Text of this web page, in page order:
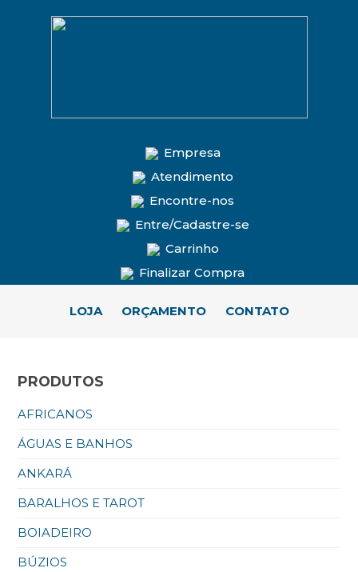
Empresa
Atendimento
Encontre-nos
Entre/Cadastre-se
Carrinho
Finalizar Compra
LOJA ORÇAMENTO CONTATO
PRODUTOS
AFRICANOS
ÁGUAS E BANHOS
ANKARÁ
BARALHOS E TAROT
BOIADEIRO
BÚZIOS